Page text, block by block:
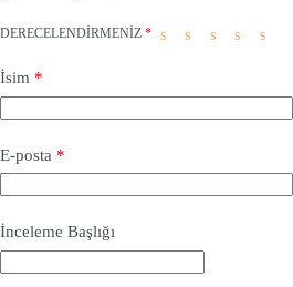
DERECELENDIRMENIZ *
İsim *
E-posta *
İnceleme Başlığı